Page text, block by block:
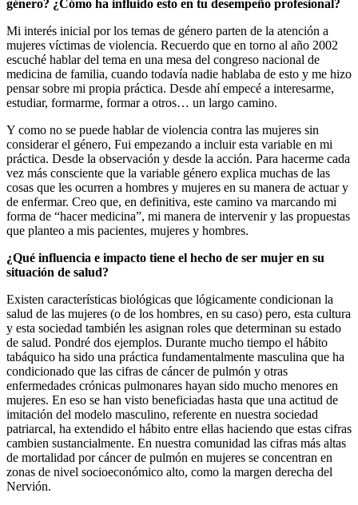
género? ¿Cómo ha influido esto en tu desempeño profesional?
Mi interés inicial por los temas de género parten de la atención a
mujeres víctimas de violencia. Recuerdo que en torno al año 2002
escuché hablar del tema en una mesa del congreso nacional de
medicina de familia, cuando todavía nadie hablaba de esto y me hizo
pensar sobre mi propia práctica. Desde ahí empecé a interesarme,
estudiar, formarme, formar a otros… un largo camino.
Y como no se puede hablar de violencia contra las mujeres sin
considerar el género, Fui empezando a incluir esta variable en mi
práctica. Desde la observación y desde la acción. Para hacerme cada
vez más consciente que la variable género explica muchas de las
cosas que les ocurren a hombres y mujeres en su manera de actuar y
de enfermar. Creo que, en definitiva, este camino va marcando mi
forma de “hacer medicina”, mi manera de intervenir y las propuestas
que planteo a mis pacientes, mujeres y hombres.
¿Qué influencia e impacto tiene el hecho de ser mujer en su
situación de salud?
Existen características biológicas que lógicamente condicionan la
salud de las mujeres (o de los hombres, en su caso) pero, esta cultura
y esta sociedad también les asignan roles que determinan su estado
de salud. Pondré dos ejemplos. Durante mucho tiempo el hábito
tabáquico ha sido una práctica fundamentalmente masculina que ha
condicionado que las cifras de cáncer de pulmón y otras
enfermedades crónicas pulmonares hayan sido mucho menores en
mujeres. En eso se han visto beneficiadas hasta que una actitud de
imitación del modelo masculino, referente en nuestra sociedad
patriarcal, ha extendido el hábito entre ellas haciendo que estas cifras
cambien sustancialmente. En nuestra comunidad las cifras más altas
de mortalidad por cáncer de pulmón en mujeres se concentran en
zonas de nivel socioeconómico alto, como la margen derecha del
Nervión.